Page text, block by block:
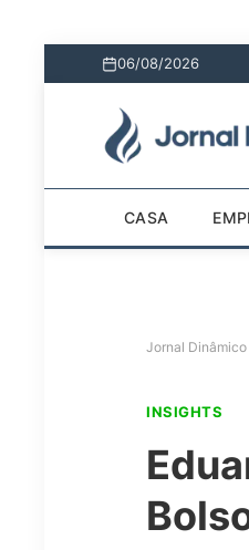
06/08/2026
CASA
Jornal Dinâmico
INSIGHTS